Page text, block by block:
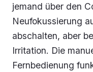
jemand über den
Neufokussierung
abschalten, aber
Irritation. Die
Fernbedienung